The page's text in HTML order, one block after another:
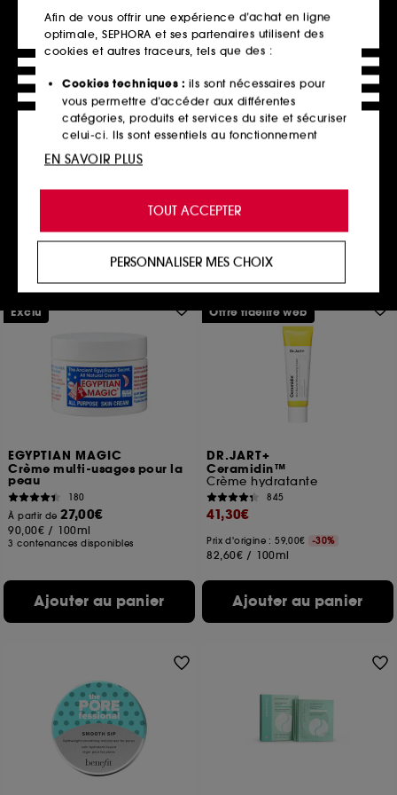
INNISFREE
Sérum Yeux Éclat au Thé Vert
et à La Caféine
Sérum Hydratant
54
265,00€ /100ml
Ajouter au panier
EGYPTIAN MAGIC
Crème multi-usages pour la
peau
180
À partir de27,00€
90,00€ / 100ml
3 contenances disponibles
Ajouter au panier
Exclu
DR.JART+
Ceramidin™
Crème hydratante
845
41,30€
Prix d'origine : 59,00€ -30%
82,60€ / 100ml
Ajouter au panier
Offre fidélité web
Afin de vous offrir une expérience d’achat en ligne
optimale, SEPHORA et ses partenaires utilisent des
cookies et autres traceurs, tels que des :
Cookies techniques : ils sont nécessaires pour
vous permettre d’accéder aux différentes
catégories, produits et services du site et sécuriser
celui-ci. Ils sont essentiels au fonctionnement
technique du site et ne peuvent être désactivés.
de vous offrir une expérience enrichie et
personnalisée en vous recommandant des
produits, des services et des contenus qui
proposer des offres promotionnelles adaptées à
votre profil.
Cookies réseaux sociaux et publicité :ils sont
utilisés pour vous présenter du contenu susceptible
de vous plaire via des publicités, y compris sur des
sites tiers et sur les réseaux sociaux, sur la base
des pages que vous avez consultées, de votre
navigation, et de l'historique de vos interactions.
permettent de réaliser des statistiques de
fréquentation et de navigation sur notre site afin
d’en améliorer la performance.
Cookies de sécurisation des paiements en ligne :
ils nous permettent de lutter notamment contre les
fraudes aux moyens de paiement et les
Cookies fonctionnels :
il s’agit de cookies
permettant l’affichage et/ou la fourniture de
cookies d’authentification qui sont utilisés afin de
prolongée vous permettant d’accéder à votre
compte lors de votre prochaine visite sur le site
sans saisir à nouveau votre identifiant et mot de
passe.
TOUT ACCEPTER
PERSONNALISER MES CHOIX
EN SAVOIR PLUS